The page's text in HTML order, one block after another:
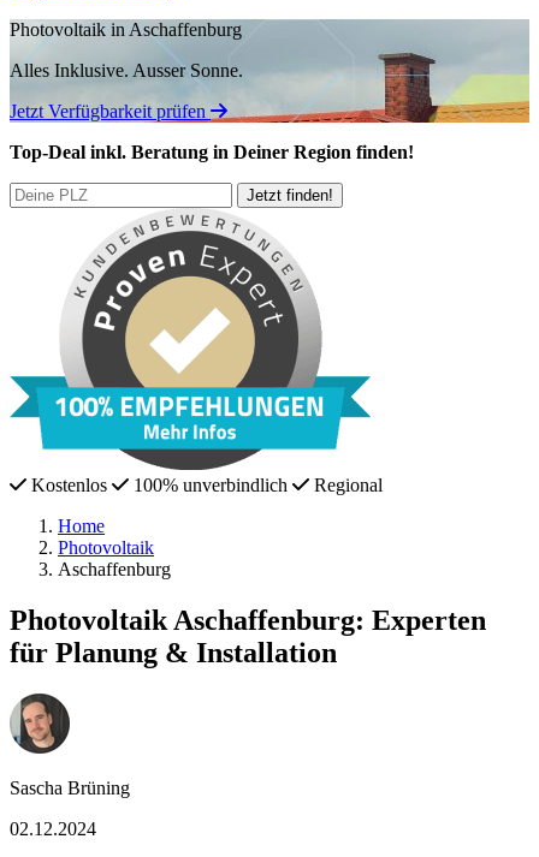
Photovoltaik in Aschaffenburg
Alles Inklusive. Ausser Sonne.
Jetzt Verfügbarkeit prüfen
Top-Deal inkl. Beratung in Deiner Region finden!
Kostenlos 100% unverbindlich
Regional
Home
Photovoltaik
Aschaffenburg
Photovoltaik Aschaffenburg: Experten
für Planung & Installation
Sascha Brüning
02.12.2024